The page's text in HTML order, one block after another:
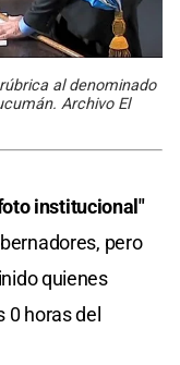
al denominado
Archivo El
institucional"
pero
quienes
0 horas del